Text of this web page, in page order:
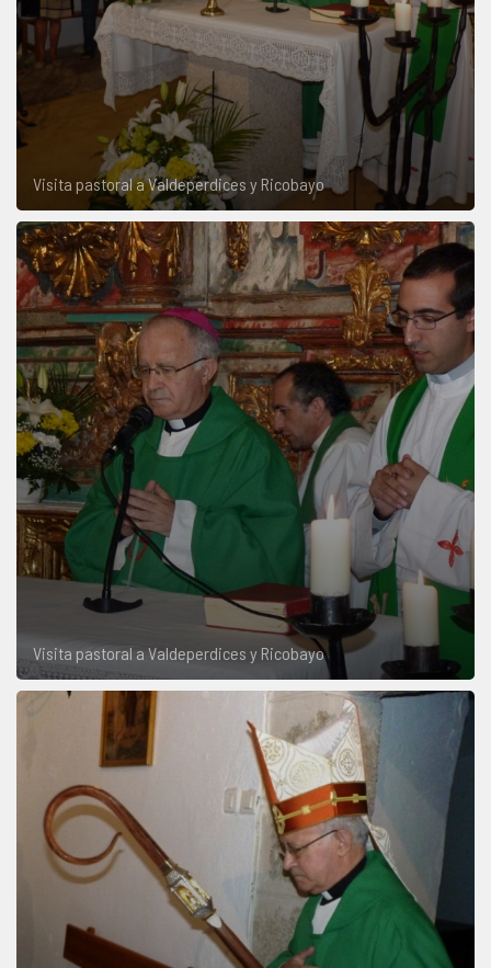
Visita pastoral a Valdeperdices y Ricobayo
Visita pastoral a Valdeperdices y Ricobayo